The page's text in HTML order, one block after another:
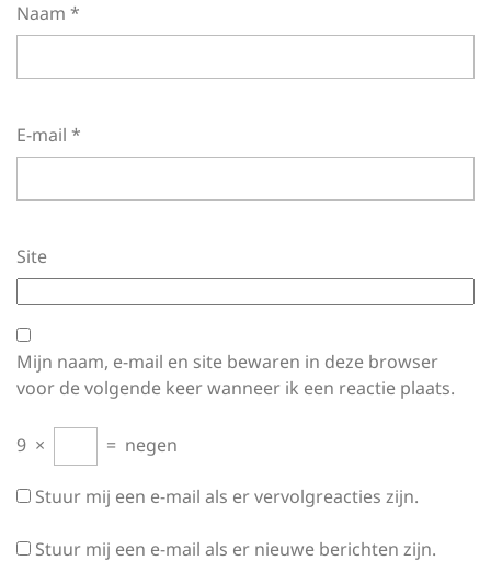
Naam *
E-mail *
Site
Mijn naam, e-mail en site bewaren in deze browser
voor de volgende keer wanneer ik een reactie plaats.
9 × = negen
Stuur mij een e-mail als er vervolgreacties zijn.
Stuur mij een e-mail als er nieuwe berichten zijn.